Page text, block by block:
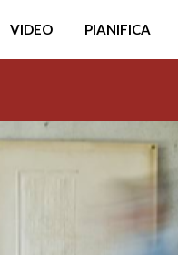
VIDEO PIANIFICA